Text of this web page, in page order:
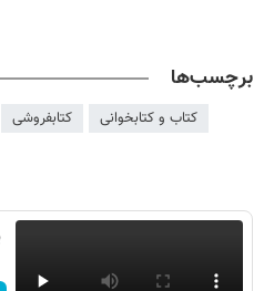
برچسب‌ها
کتاب و کتابخوانی کتابفروشی